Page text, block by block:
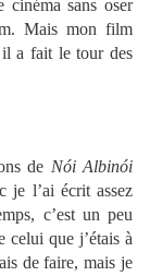
cinéma sans oser
Mais mon film
a fait le tour des
de Nói Albinói
je l’ai écrit assez
c’est un peu
celui que j’étais à
de faire, mais je